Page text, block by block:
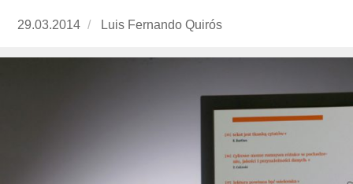
Publicado
29.03.2014
https://www.experimenta.es/author/luis-
Luis Fernando Quirós